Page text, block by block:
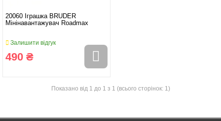
20060 Іграшка BRUDER
Мінінавантажувач Roadmax
Залишити відгук
490 ₴
Показано від 1 до 1 з 1 (всього сторінок: 1)